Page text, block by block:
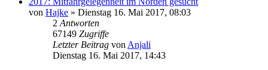
von Hajke » Dienstag 16. Mai 2017, 08:03
2 Antworten
67149 Zugriffe
Letzter Beitrag von Anjali
Dienstag 16. Mai 2017, 14:43